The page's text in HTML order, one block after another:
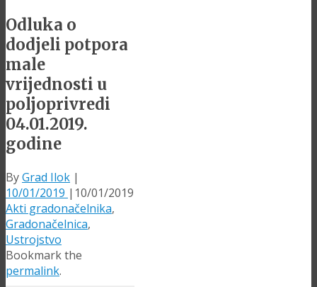
Odluka o
dodjeli potpora
male
vrijednosti u
poljoprivredi
04.01.2019.
godine
ByGrad Ilok |
10/01/2019 | 10/01/2019
Akti gradonačelnika,
Gradonačelnica,
Ustrojstvo
Bookmark the
permalink.